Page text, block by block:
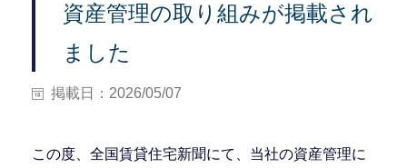
資産管理の取り組みが掲載され
ました
掲載日：2026/05/07
この度、全国賃貸住宅新聞にて、当社の資産管理に